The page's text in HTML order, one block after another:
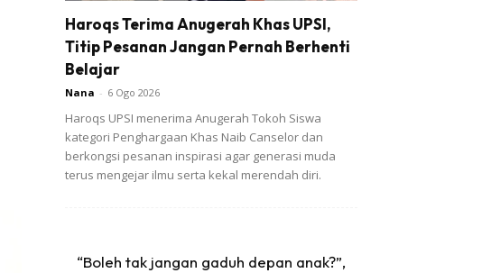
Haroqs Terima Anugerah Khas UPSI,
Titip Pesanan Jangan Pernah Berhenti
Belajar
Nana - 6 Ogo 2026
Haroqs UPSI menerima Anugerah Tokoh Siswa
kategori Penghargaan Khas Naib Canselor dan
berkongsi pesanan inspirasi agar generasi muda
terus mengejar ilmu serta kekal merendah diri.
“Boleh tak jangan gaduh depan anak?”,